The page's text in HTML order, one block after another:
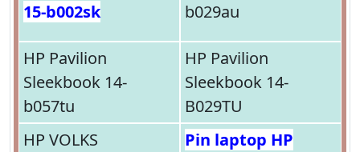
15-b002sk
b029au
HP Pavilion
Sleekbook 14-
b057tu
HP Pavilion
Sleekbook 14-
B029TU
HP VOLKS
Pin laptop HP